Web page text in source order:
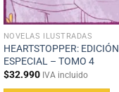
NOVELAS ILUSTRADAS
HEARTSTOPPER: EDICIÓN
ESPECIAL – TOMO 4
$32.990 IVA incluido